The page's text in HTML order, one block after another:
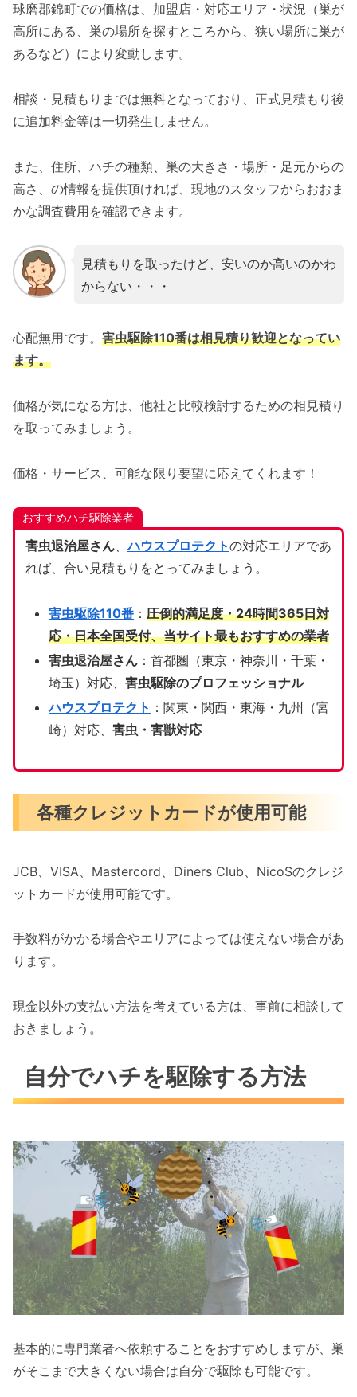
球磨郡錦町での価格は、加盟店・対応エリア・状況（巣が
高所にある、巣の場所を探すところから、狭い場所に巣が
あるなど）により変動します。
相談・見積もりまでは無料となっており、正式見積もり後
に追加料金等は一切発生しません。
また、住所、ハチの種類、巣の大きさ・場所・足元からの
高さ、の情報を提供頂ければ、現地のスタッフからおおま
かな調査費用を確認できます。
見積もりを取ったけど、安いのか高いのかわ
からない・・・
心配無用です。 害虫駆除110番は相見積り歓迎となってい
ます。
価格が気になる方は、他社と比較検討するための相見積り
を取ってみましょう。
価格・サービス、可能な限り要望に応えてくれます！
おすすめハチ駆除業者
害虫退治屋さん、ハウスプロテクトの対応エリアであ
れば、合い見積もりをとってみましょう。
害虫駆除110番： 圧倒的満足度・24時間365日対
応・日本全国受付、当サイト最もおすすめの業者
害虫退治屋さん：首都圏（東京・神奈川・千葉・
埼玉）対応、 害虫駆除のプロフェッショナル
ハウスプロテクト ：関東・関西・東海・九州（宮
崎）対応、 害虫・害獣対応
各種クレジットカードが使用可能
JCB、VISA、Mastercord、Diners Club、NicoSのクレジ
ットカードが使用可能です。
手数料がかかる場合やエリアによっては使えない場合があ
ります。
現金以外の支払い方法を考えている方は、事前に相談して
おきましょう。
自分でハチを駆除する方法
基本的に専門業者へ依頼することをおすすめしますが、巣
がそこまで大きくない場合は自分で駆除も可能です。